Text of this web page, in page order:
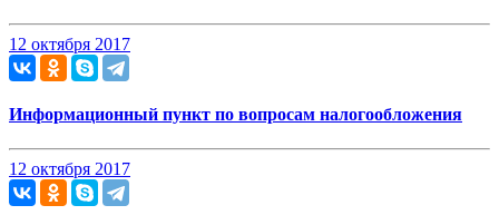
12 октября 2017
Информационный пункт по вопросам налогообложения
12 октября 2017